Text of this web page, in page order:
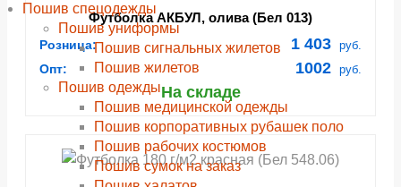
Пошив спецодежды
Пошив униформы
Пошив сигнальных жилетов
Пошив жилетов
Пошив одежды
Пошив медицинской одежды
Пошив корпоративных рубашек поло
Пошив рабочих костюмов
Пошив сумок на заказ
Футболка АКБУЛ, олива (Бел 013)
Розница: 1 403 руб.
Опт: 1002 руб.
На складе